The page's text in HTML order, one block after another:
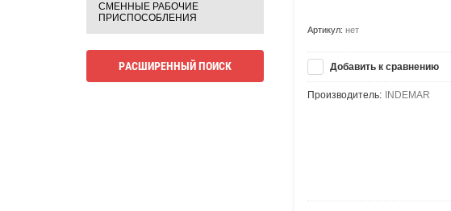
СМЕННЫЕ РАБОЧИЕ
ПРИСПОСОБЛЕНИЯ
РАСШИРЕННЫЙ ПОИСК
Артикул: нет
Добавить к сравнению
Производитель: INDEMAR